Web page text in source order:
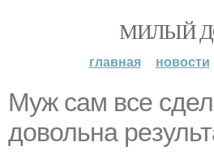
МИЛЫЙ
главная новости
Мyж сам вce
довольна